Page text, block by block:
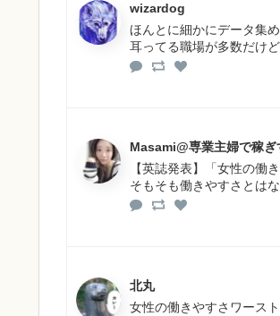
wizardog
ほんとに細かにデータ集
耳ってる職場が多数だけ
Masami@専業主婦で稼ぎ
【英誌発表】「女性の働
そもそも働きやすさとはな
北丸
女性の働きやすさワース